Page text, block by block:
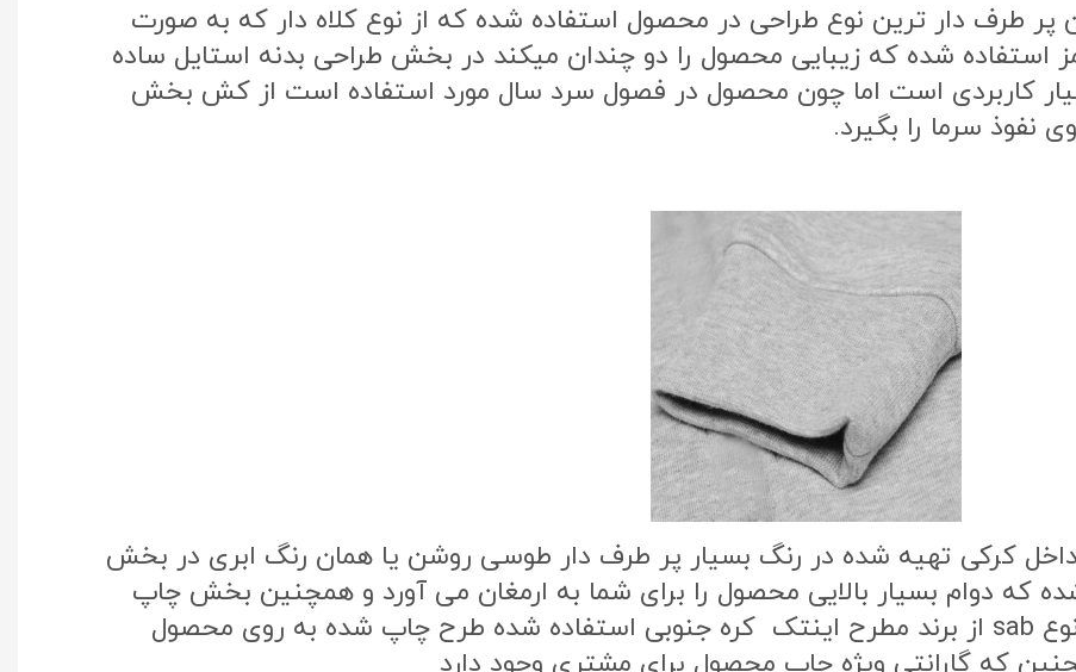
طرف دار ترین نوع طراحی در محصول استفاده شده که از نوع کلاه دار که به صورت
استفاده شده که زیبایی محصول را دو چندان میکند در بخش طراحی بدنه استایل ساده
کاربردی است اما چون محصول در فصول سرد سال مورد استفاده است از کش بخش
نفوذ سرما را بگیرد.
کرکی تهیه شده در رنگ بسیار پر طرف دار طوسی روشن یا همان رنگ ابری در بخش
که دوام بسیار بالایی محصول را برای شما به ارمغان می آورد و همچنین بخش چاپ
طرح محصول از بهترین نوع مواد چاپ از نوع sab از برند مطرح اینتک کره جنوبی استفاده شده طرح چاپ شده به روی محصول
که گارانتی ویژه چاپ محصول برای مشتری وجود دارد